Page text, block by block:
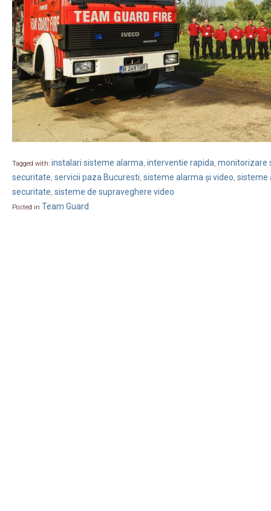
Tagged with: instalari sisteme alarma, interventie rapida, monitorizare
securitate, servicii paza Bucuresti, sisteme alarma și video, sisteme
securitate, sisteme de supraveghere video
Posted in Team Guard